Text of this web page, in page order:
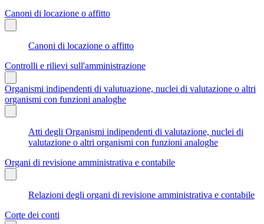
Canoni di locazione o affitto
Canoni di locazione o affitto
Controlli e rilievi sull'amministrazione
Organismi indipendenti di valutuazione, nuclei di valutazione o altri
organismi con funzioni analoghe
Atti degli Organismi indipendenti di valutazione, nuclei di
valutazione o altri organismi con funzioni analoghe
Organi di revisione amministrativa e contabile
Relazioni degli organi di revisione amministrativa e contabile
Corte dei conti